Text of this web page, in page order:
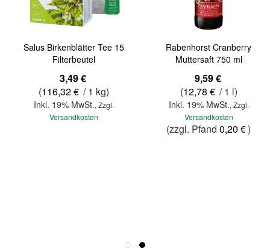
Salus Birkenblätter Tee 15
Filterbeutel
3,49 €
(116,32 € / 1 kg)
Inkl. 19% MwSt., Zzgl.
Versandkosten
Rabenhorst Cranberry
Muttersaft 750 ml
9,59 €
(12,78 € / 1 l)
Inkl. 19% MwSt., Zzgl.
Versandkosten
(zzgl. Pfand 0,20 €)